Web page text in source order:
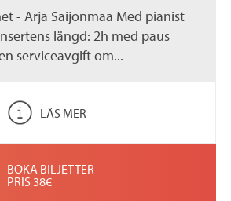
- Arja Saijonmaa Med pianist
längd: 2h med paus
serviceavgift om...
LÄS MER
BOKA BILJETTER
PRIS 38€